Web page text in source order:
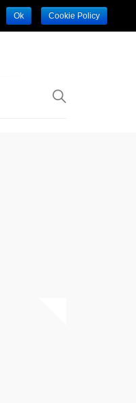
Ok Cookie Policy